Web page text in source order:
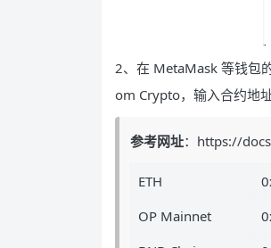
2、在 MetaMask 等钱包
om Crypto，输入合约地址
参考网址：https://
ETH
OP Mainnet